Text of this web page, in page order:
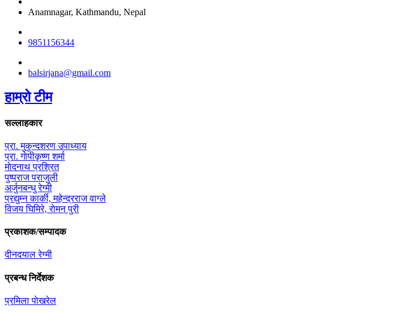
Anamnagar, Kathmandu, Nepal
9851156344
balsirjana@gmail.com
हाम्रो टीम
सल्लाहकार
प्रा. मुकुन्दशरण उपाध्याय
प्रा. गाेपीकृष्ण शर्मा
माेदनाथ प्रश्रित
पुष्पराज पराजुली
अर्जुनबन्धु रेग्मी
प्रद्युम्न कार्की, महेन्द्रराज वाग्ले
विजय घिमिरे, राेमन पुरी
प्रकाशक/सम्पादक
दीनदयाल रेग्मी
प्रबन्ध निर्देशक
प्रमिला पाेखरेल